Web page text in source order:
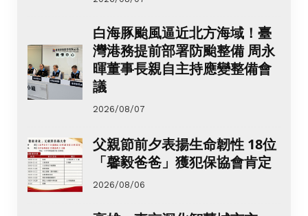
白海豚颱風逼近北方海域！臺
灣港務提前部署防颱整備 周永
暉董事長親自主持應變整備會
議
2026/08/07
父親節前夕表揚生命韌性 18位
「馨毅爸爸」獲犯保協會肯定
2026/08/06